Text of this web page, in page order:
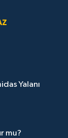
Yalanı
mu?